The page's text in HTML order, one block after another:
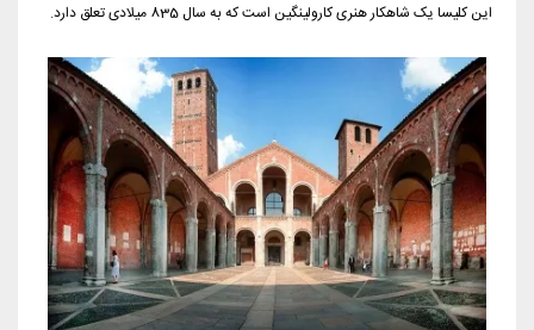
این کلیسا یک شاهکار هنری کارولینگین است که به سال 835 میلادی تعلق دارد.